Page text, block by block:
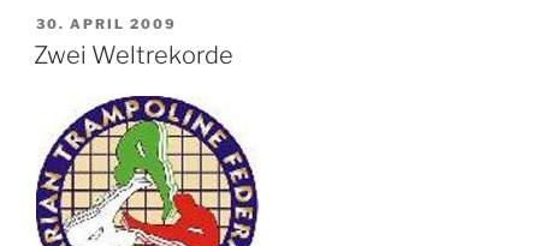
VERÖFFENTLICHT
AM
30. APRIL 2009
Zwei Weltrekorde